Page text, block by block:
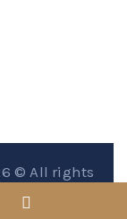
© All rights
ON YAZILIM